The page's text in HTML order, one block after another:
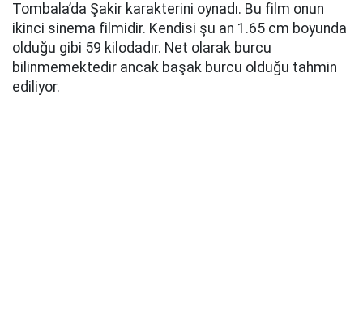
Tombala’da Şakir karakterini oynadı. Bu film onun
ikinci sinema filmidir. Kendisi şu an 1.65 cm boyunda
olduğu gibi 59 kilodadır. Net olarak burcu
bilinmemektedir ancak başak burcu olduğu tahmin
ediliyor.